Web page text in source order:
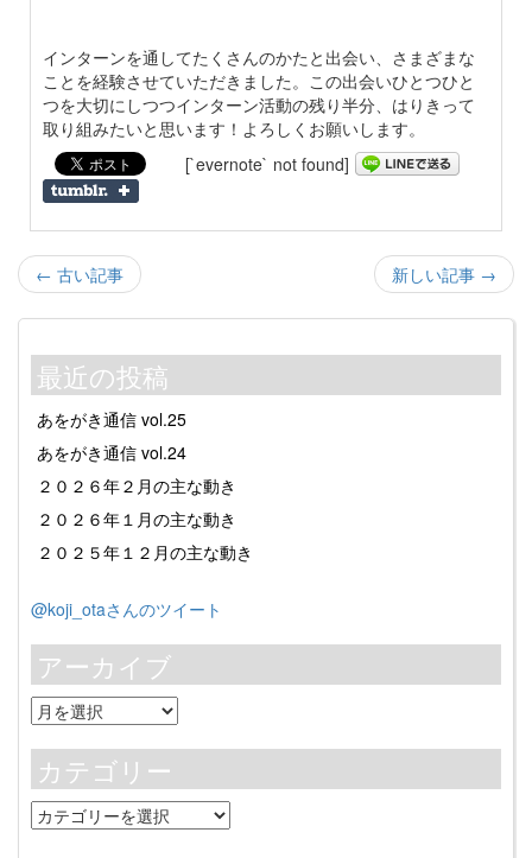
インターンを通してたくさんのかたと出会い、さまざまな
ことを経験させていただきました。この出会いひとつひと
つを大切にしつつインターン活動の残り半分、はりきって
取り組みたいと思います！よろしくお願いします。
[`evernote` not found]
← 古い記事 新しい記事 →
最近の投稿
あをがき通信 vol.25
あをがき通信 vol.24
２０２６年２月の主な動き
２０２６年１月の主な動き
２０２５年１２月の主な動き
@koji_otaさんのツイート
アーカイブ
ア
ー
カ
イ
ブ
カテゴリー
カ
テ